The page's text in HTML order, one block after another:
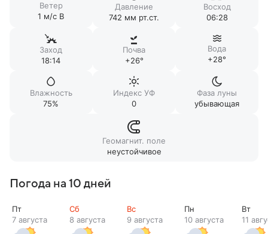
Ветер
1 м/c В
Давление
742 мм рт.ст.
Восход
06:28
Заход
18:14
Почва
+26°
Вода
+28°
Влажность
75%
Индекс УФ
0
Фаза луны
убывающая
Геомагнит. поле
неустойчивое
Погода на 10 дней
Пт
7 августа
Сб
8 августа
Вс
9 августа
Пн
10 августа
Вт
11